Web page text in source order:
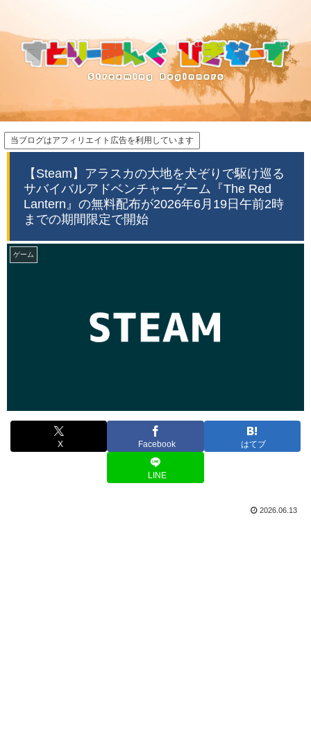
当ブログはアフィリエイト広告を利用しています
【Steam】アラスカの大地を犬ぞりで駆け巡る
サバイバルアドベンチャーゲーム『The Red
Lantern』の無料配布が2026年6月19日午前2時
までの期間限定で開始
ゲーム
X Facebook はてブ
LINE
2026.06.13